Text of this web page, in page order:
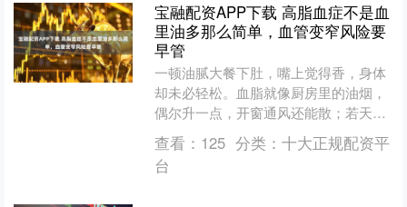
宝融配资APP下载 高脂血症不是血
里油多那么简单，血管变窄风险要
早管
一顿油腻大餐下肚，嘴上觉得香，身体
却未必轻松。血脂就像厨房里的油烟，
偶尔升一点，开窗通风还能散；若天天
油烟不散，墙面、灶台、排风口都会慢
慢糊上一层。高脂血症也是....
查看： 125 分类： 十大正规配资平
台